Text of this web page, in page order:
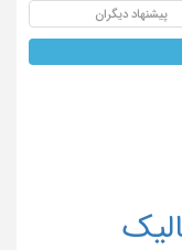
پیشنهاد دیگران